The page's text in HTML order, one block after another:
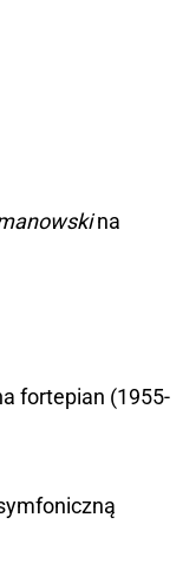
na
fortepian (1955-